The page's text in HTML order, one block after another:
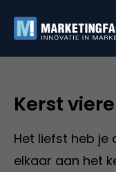
Kerst
Het liefst heb je
elkaar aan het